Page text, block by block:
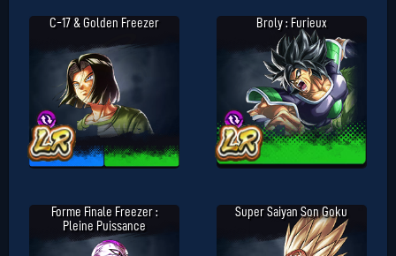
C-17 & Golden Freezer Broly : Furieux
Forme Finale Freezer :
Pleine Puissance
Super Saiyan Son Goku